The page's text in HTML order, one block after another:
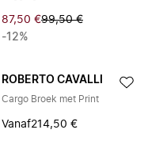
87,50 €99,50 €
-12%
ROBERTO CAVALLI
Cargo Broek met Print
Vanaf214,50 €